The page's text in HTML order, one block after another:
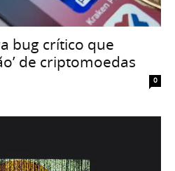
bug crítico que
de criptomoedas
0